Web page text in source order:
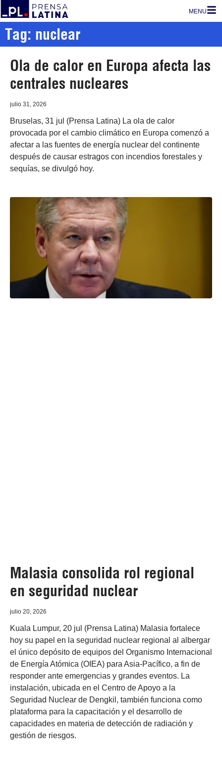
MENU
Tag: nuclear
Ola de calor en Europa afecta las
centrales nucleares
julio 31, 2026
Bruselas, 31 jul (Prensa Latina) La ola de calor
provocada por el cambio climático en Europa comenzó a
afectar a las fuentes de energía nuclear del continente
después de causar estragos con incendios forestales y
sequías, se divulgó hoy.
Malasia consolida rol regional
en seguridad nuclear
julio 20, 2026
Kuala Lumpur, 20 jul (Prensa Latina) Malasia fortalece
hoy su papel en la seguridad nuclear regional al albergar
el único depósito de equipos del Organismo Internacional
de Energía Atómica (OIEA) para Asia-Pacífico, a fin de
responder ante emergencias y grandes eventos. La
instalación, ubicada en el Centro de Apoyo a la
Seguridad Nuclear de Dengkil, también funciona como
plataforma para la capacitación y el desarrollo de
capacidades en materia de detección de radiación y
gestión de riesgos.